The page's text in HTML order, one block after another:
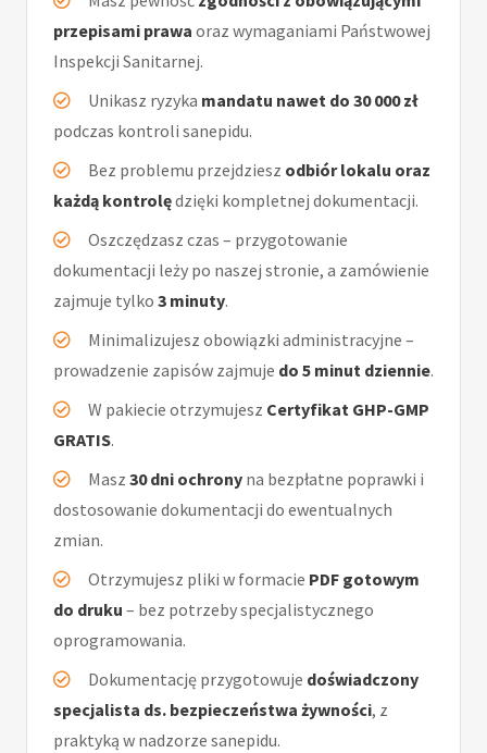
przepisami prawa oraz wymaganiami Państwowej
Inspekcji Sanitarnej.
Unikasz ryzyka mandatu nawet do 30 000 zł
podczas kontroli sanepidu.
Bez problemu przejdziesz odbiór lokalu oraz
każdą kontrolędzięki kompletnej dokumentacji.
Oszczędzasz czas – przygotowanie
dokumentacji leży po naszej stronie, a zamówienie
zajmuje tylko 3 minuty.
Minimalizujesz obowiązki administracyjne –
prowadzenie zapisów zajmuje do 5 minut dziennie.
W pakiecie otrzymujesz Certyfikat GHP-GMP
GRATIS.
Masz 30 dni ochrony na bezpłatne poprawki i
dostosowanie dokumentacji do ewentualnych
zmian.
Otrzymujesz pliki w formacie PDF gotowym
do druku – bez potrzeby specjalistycznego
oprogramowania.
Dokumentację przygotowuje doświadczony
specjalista ds. bezpieczeństwa żywności, z
praktyką w nadzorze sanepidu.